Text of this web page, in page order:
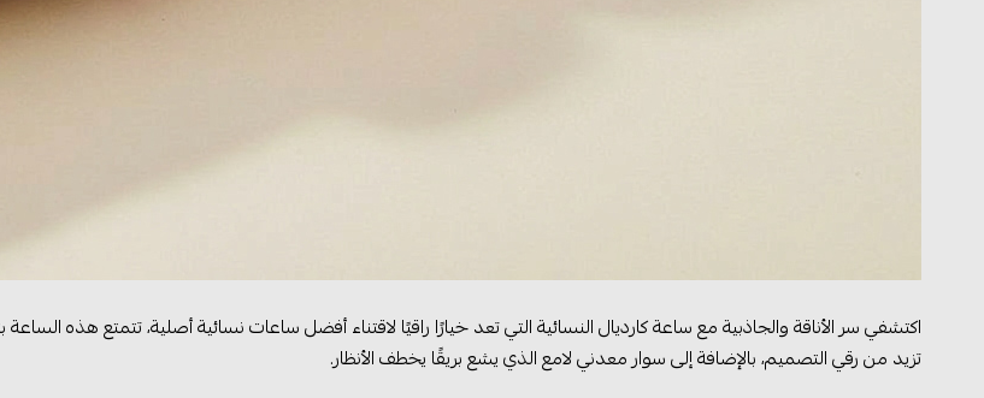
اكتشفي سر الأناقة والجاذبية مع ساعة كارديال النسائية التي تعد خيارًا راقيًا لاقتناء أفضل ساعات نسائية أصلية، تتمتع هذه
تزيد من رقي التصميم، بالإضافة إلى سوار معدني لامع الذي يشع بريقًا يخطف الأنظار.